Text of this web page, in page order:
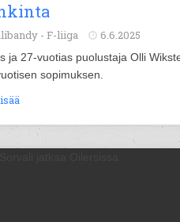
- F-liiga 6.6.2025
ja 27-vuotias puolustaja Olli
sopimuksen.